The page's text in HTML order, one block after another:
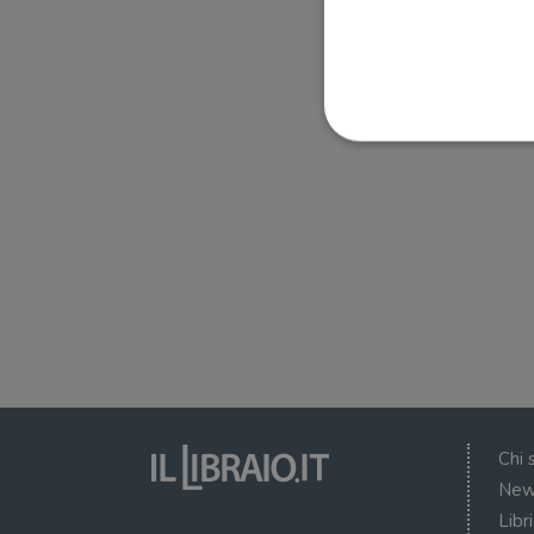
Chi
I cookie strettamente
wordpress_sec_[hash]
CookieScriptConsent